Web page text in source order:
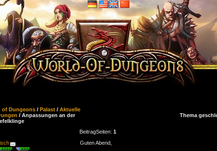
of Dungeons / Palast / Aktuelle
/ Anpassungen an der
Thema
BeitragSeiten: 1
Guten Abend,